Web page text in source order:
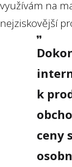
využívám na
nejziskovější
k
ceny